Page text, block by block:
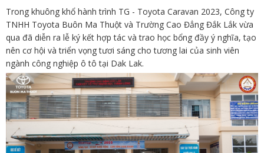
Trong khuông khổ hành trình TG - Toyota Caravan 2023, Công ty
TNHH Toyota Buôn Ma Thuột và Trường Cao Đẳng Đắk Lắk vừa
qua đã diễn ra lễ ký kết hợp tác và trao học bổng đầy ý nghĩa, tạo
nên cơ hội và triển vọng tươi sáng cho tương lai của sinh viên
ngành công nghiệp ô tô tại Dak Lak.